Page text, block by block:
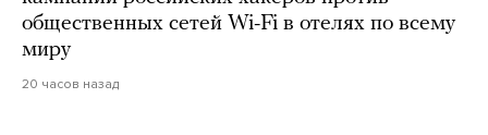
общественных сетей Wi-Fi в отелях по всему
миру
20 часов назад